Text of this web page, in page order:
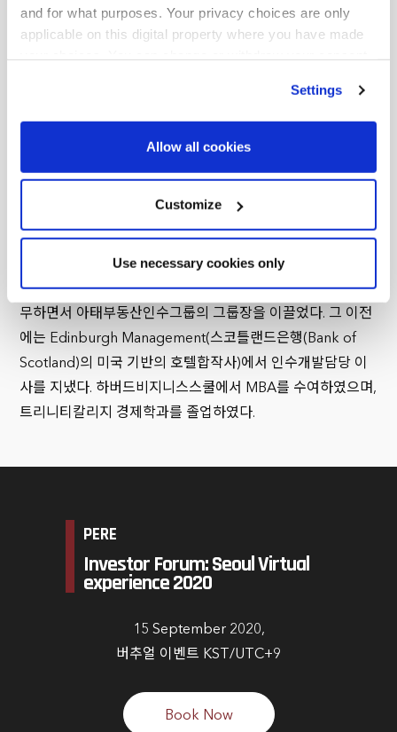
and for what purposes. Your privacy choices are only
applicable on this digital property where you have made
Find out more about how your personal data is processed
We use cookies across this website for a number of
reasons, such as keeping the site reliable and secure;
correctly. We also use cookies for cross-site statistics,
marketing and analysis. You can change these at any
time by clicking the settings below.
Settings
Allow all cookies
Customize
Use necessary cookies only
조만간 미국시장진입도 계획 중이다. 당사의 고위경영진은 부
동산 및 호텔투자, 호텔운영, 숙박시설에 독보적이면서 전문
서비스, 경험에 바탕을 둔 부동산사용을 창출함으로써, 기업
키며, 궁극적으로 인컴창출과 리스크조정투자수익률을 달성
Group에 재직하면서 미국, 유럽, 아태지역을 담당하였고, 숙
박시설투자팀에서 다양한 고위직을 맡았다. 예를 들어, 글로
벌호텔인수그룹 공동그룹장, 유럽호텔인수그룹장, 아태지역
호텔그룹장 등을 역임했다. 2018년 말까지 홍콩 사무소에 근
무하면서 아태부동산인수그룹의 그룹장을 이끌었다. 그 이전
에는 Edinburgh Management(스코틀랜드은행(Bank of
Scotland)의 미국 기반의 호텔합작사)에서 인수개발담당 이
사를 지냈다. 하버드비지니스스쿨에서 MBA를 수여하였으며,
트리니티칼리지 경제학과를 졸업하였다.
PERE
Investor Forum: Seoul Virtual
experience 2020
15 September 2020,
버추얼 이벤트 KST/UTC+9
Book Now